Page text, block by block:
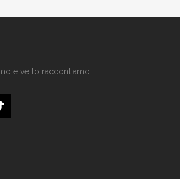
e ve lo raccontiamo.